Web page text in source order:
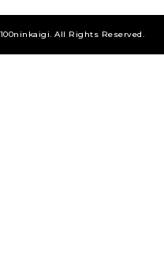
All Rights Reserved.